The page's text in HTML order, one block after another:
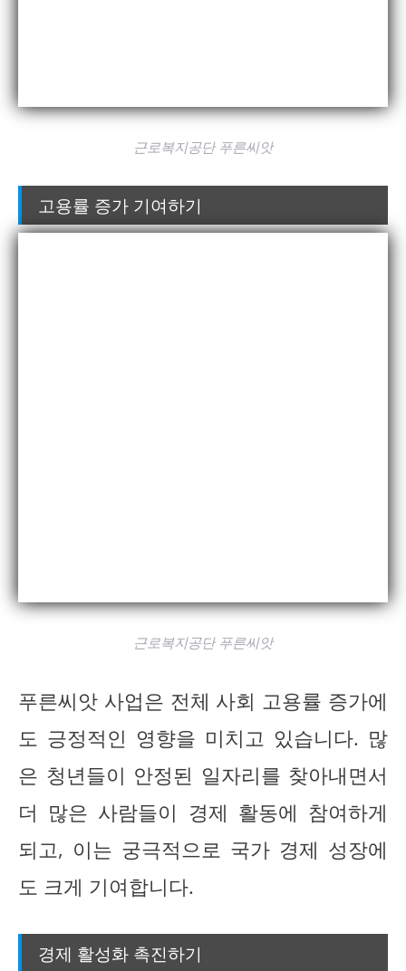
근로복지공단 푸른씨앗
고용률 증가 기여하기
근로복지공단 푸른씨앗
푸른씨앗 사업은 전체 사회 고용률 증가에
도 긍정적인 영향을 미치고 있습니다. 많
은 청년들이 안정된 일자리를 찾아내면서
더 많은 사람들이 경제 활동에 참여하게
되고, 이는 궁극적으로 국가 경제 성장에
도 크게 기여합니다.
경제 활성화 촉진하기